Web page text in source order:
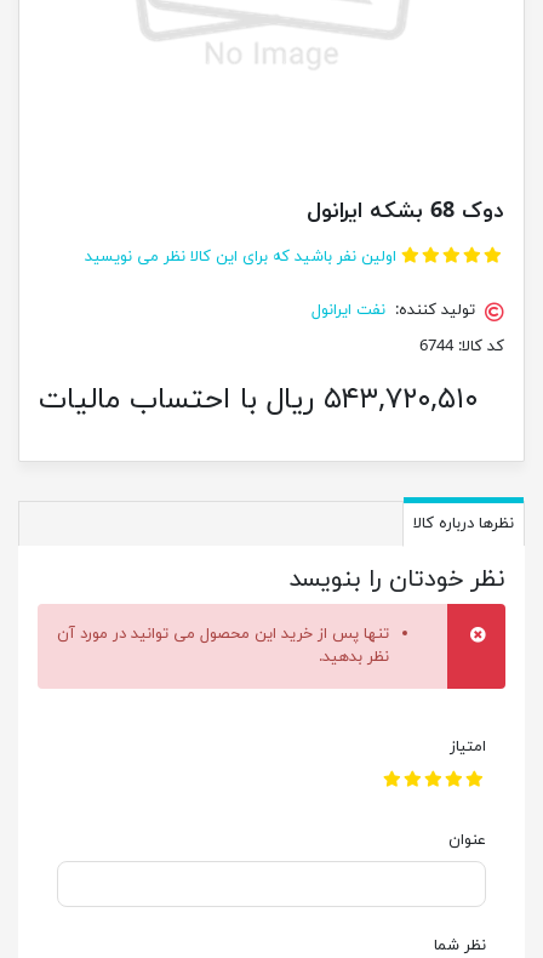
دوک 68 بشکه ایرانول
اولین نفر باشید که برای این کالا نظر می نویسید
تولید کننده: نفت ایرانول
کد کالا: 6744
۵۴۳,۷۲۰,۵۱۰ ریال با احتساب مالیات
نظرها درباره کالا
نظر خودتان را بنویسد
تنها پس از خرید این محصول می توانید در مورد آن
نظر بدهید.
امتیاز
عنوان
نظر شما